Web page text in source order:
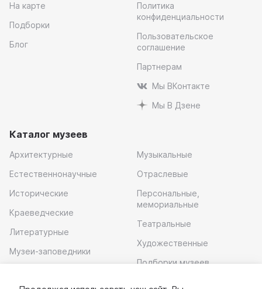
На карте
Подборки
Блог
Политика
конфиденциальности
Пользовательское
соглашение
Партнерам
Мы ВКонтакте
Мы В Дзене
Каталог музеев
Архитектурные
Естественнонаучные
Исторические
Краеведческие
Литературные
Музеи-заповедники
Музыкальные
Отраслевые
Персональные,
мемориальные
Театральные
Художественные
Подборки музеев